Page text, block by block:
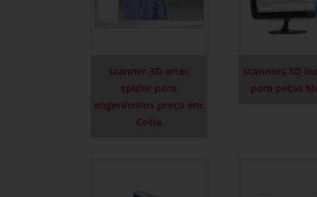
scanner 3D artec
spider para
engenheiros preço em
Cotia
scanners 3D
para peças